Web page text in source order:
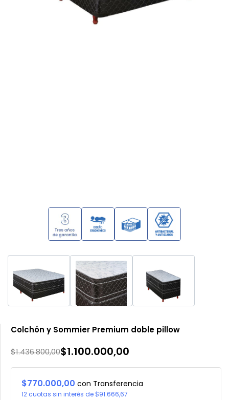
Colchón y Sommier Premium doble pillow
$1.100.000,00
$1.436.800,00
$770.000,00 con Transferencia
12 cuotas sin interés de $91.666,67